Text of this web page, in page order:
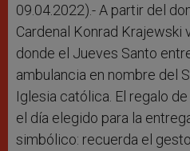
09.04.2022).- A partir del
Cardenal Konrad Krajewski
donde el Jueves Santo
ambulancia en nombre del
Iglesia católica. El regalo
el día elegido para la
simbólico: recuerda el